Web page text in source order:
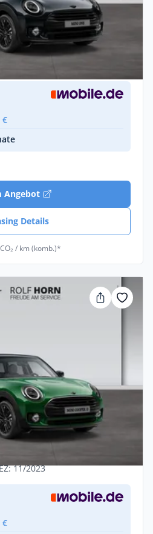
(75 kW)
€
Angebot
Details
/ km (komb.)*
Trim RKam Navi
11/2023
€